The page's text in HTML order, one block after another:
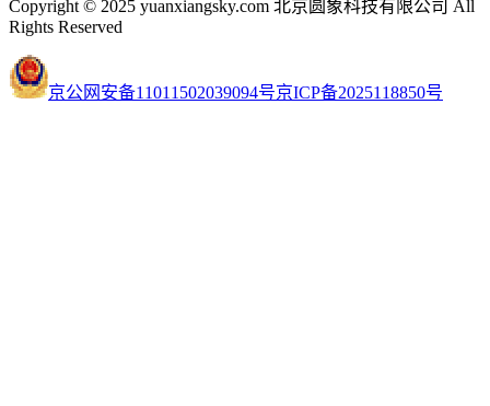
Copyright © 2025 yuanxiangsky.com 北京圆象科技有限公司 All
Rights Reserved
京公网安备11011502039094号京ICP备2025118850号